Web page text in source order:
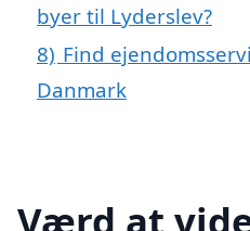
byer til Lyderslev?
8) Find
Danmark